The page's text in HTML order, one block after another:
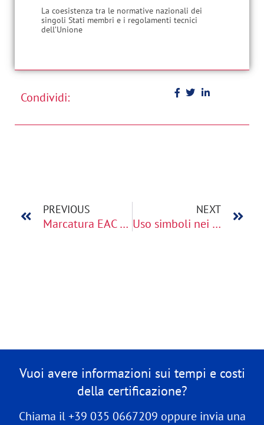
La coesistenza tra le normative nazionali dei
singoli Stati membri e i regolamenti tecnici
dell’Unione
Condividi:
PREVIOUS
Marcatura EAC basso voltaggio
NEXT
Uso simboli nei certificati eac
Vuoi avere informazioni sui tempi e costi
della certificazione?
Chiama il +39 035 0667209 oppure invia una